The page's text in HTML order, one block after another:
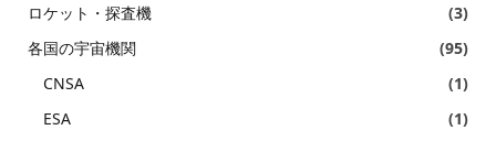
ロケット・探査機
(3)
各国の宇宙機関
(95)
CNSA
(1)
ESA
(1)